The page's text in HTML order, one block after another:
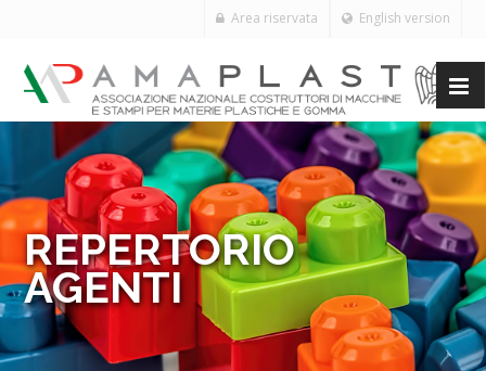
English version
Area riservata
REPERTORIO
AGENTI